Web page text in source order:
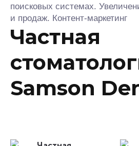
поисковых системах.
и продаж. Контент-маркетинг
Частная
Samson